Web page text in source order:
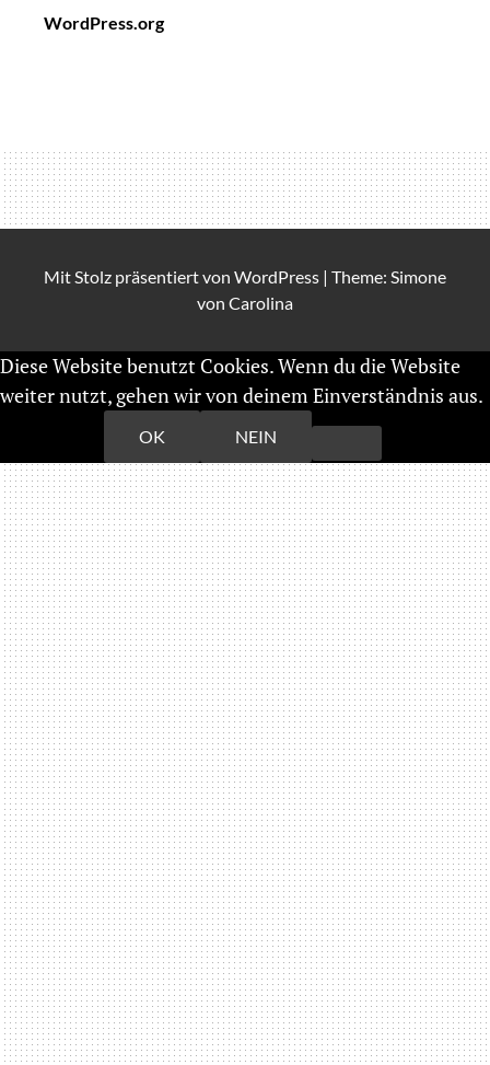
WordPress.org
Mit Stolz präsentiert von WordPress | Theme: Simone
von Carolina
Diese Website benutzt Cookies. Wenn du die Website
weiter nutzt, gehen wir von deinem Einverständnis aus.
OK NEIN